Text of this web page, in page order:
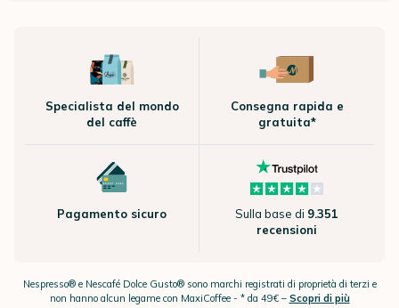
Specialista del mondo
del caffè
Consegna rapida e
gratuita*
Pagamento sicuro Sulla base di 9.351
recensioni
Nespresso® e Nescafé Dolce Gusto® sono marchi registrati di proprietà di terzi e
non hanno alcun legame con MaxiCoffee - * da 49€ – Scopri di più